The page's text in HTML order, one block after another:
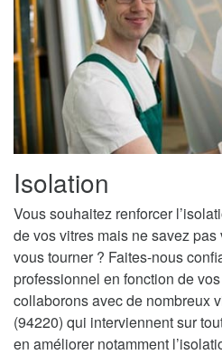
Isolation
Vous souhaitez renforcer
de vos vitres mais ne savez
vous tourner ? Faites-nous
professionnel en fonction de
collaborons avec de nombreux
(94220) qui interviennent sur
en améliorer notamment